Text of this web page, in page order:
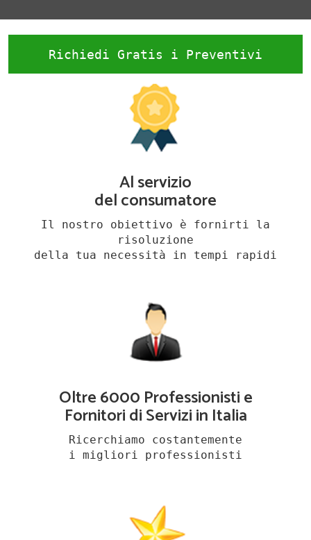
Richiedi Gratis i Preventivi
Al servizio
del consumatore
Il nostro obiettivo è fornirti la
risoluzione
della tua necessità in tempi rapidi
Oltre 6000 Professionisti e
Fornitori di Servizi in Italia
Ricerchiamo costantemente
i migliori professionisti